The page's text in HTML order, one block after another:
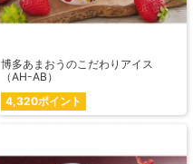
博多あまおうのこだわりアイス
（AH-AB）
4,320ポイント